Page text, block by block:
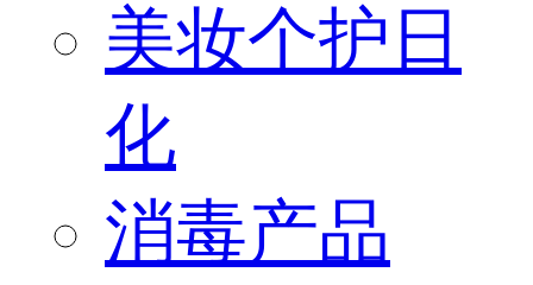
美妆个护日
化
消毒产品